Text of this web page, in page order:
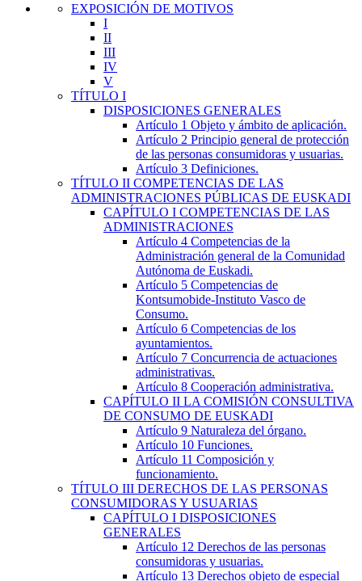
EXPOSICIÓN DE MOTIVOS
I
II
III
IV
V
TÍTULO I
DISPOSICIONES GENERALES
Artículo 1 Objeto y ámbito de aplicación.
Artículo 2 Principio general de protección
de las personas consumidoras y usuarias.
Artículo 3 Definiciones.
TÍTULO II COMPETENCIAS DE LAS
ADMINISTRACIONES PÚBLICAS DE EUSKADI
CAPÍTULO I COMPETENCIAS DE LAS
ADMINISTRACIONES
Artículo 4 Competencias de la
Administración general de la Comunidad
Autónoma de Euskadi.
Artículo 5 Competencias de
Kontsumobide-Instituto Vasco de
Consumo.
Artículo 6 Competencias de los
ayuntamientos.
Artículo 7 Concurrencia de actuaciones
administrativas.
Artículo 8 Cooperación administrativa.
CAPÍTULO II LA COMISIÓN CONSULTIVA
DE CONSUMO DE EUSKADI
Artículo 9 Naturaleza del órgano.
Artículo 10 Funciones.
Artículo 11 Composición y
funcionamiento.
TÍTULO III DERECHOS DE LAS PERSONAS
CONSUMIDORAS Y USUARIAS
CAPÍTULO I DISPOSICIONES
GENERALES
Artículo 12 Derechos de las personas
consumidoras y usuarias.
Artículo 13 Derechos objeto de especial